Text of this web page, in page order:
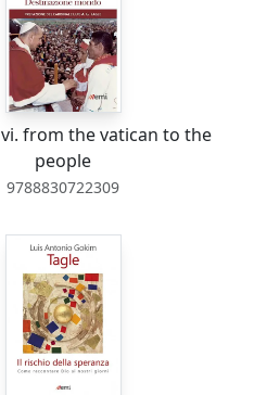
from the vatican to the
people
9788830722309